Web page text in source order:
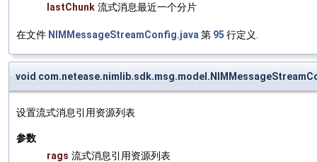
lastChunk 流式消息最近一个分片
在文件 NIMMessageStreamConfig.java 第 95 行定义.
void
设置流式消息引用资源列表
参数
rags 流式消息引用资源列表